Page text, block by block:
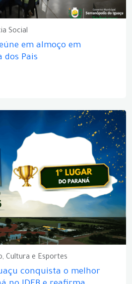
Social
em almoço em
dos Pais
Cultura e Esportes
conquista o melhor